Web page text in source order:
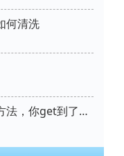
何清洗
商用厨房排烟管道的五种清洗方法，你get到了吗？